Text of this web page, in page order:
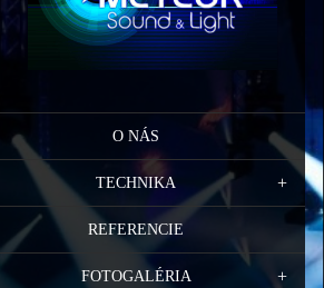
O NÁS
TECHNIKA
REFERENCIE
FOTOGALÉRIA